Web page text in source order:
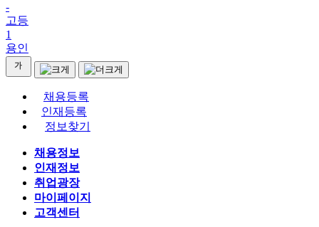
-
고등
1
용인
채용등록
인재등록
정보찾기
채용정보
인재정보
취업광장
마이페이지
고객센터